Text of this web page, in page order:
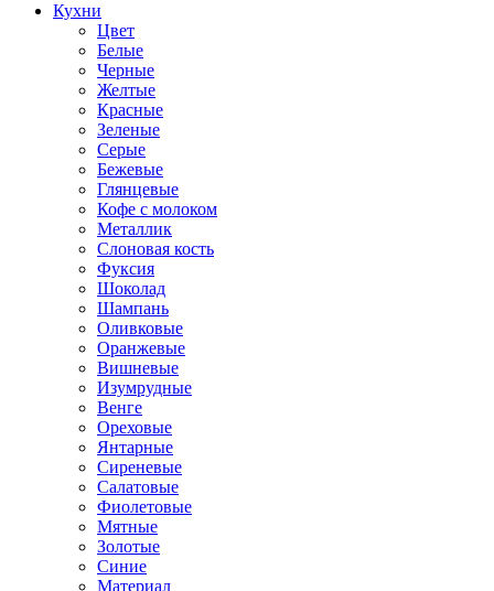
Кухни
Цвет
Белые
Черные
Желтые
Красные
Зеленые
Серые
Бежевые
Глянцевые
Кофе с молоком
Металлик
Слоновая кость
Фуксия
Шоколад
Шампань
Оливковые
Оранжевые
Вишневые
Изумрудные
Венге
Ореховые
Янтарные
Сиреневые
Салатовые
Фиолетовые
Мятные
Золотые
Синие
Материал